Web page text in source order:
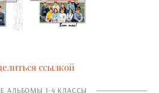
ссылкой
АЛЬБОМЫ 1-4 КЛАССЫ